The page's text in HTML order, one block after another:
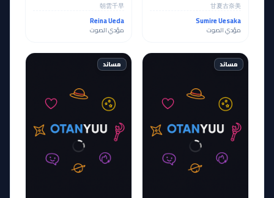
甘夏古奈美
Sumire Uesaka
مؤدي الصوت
朝雲千早
Reina Ueda
مؤدي الصوت
مساند مساند